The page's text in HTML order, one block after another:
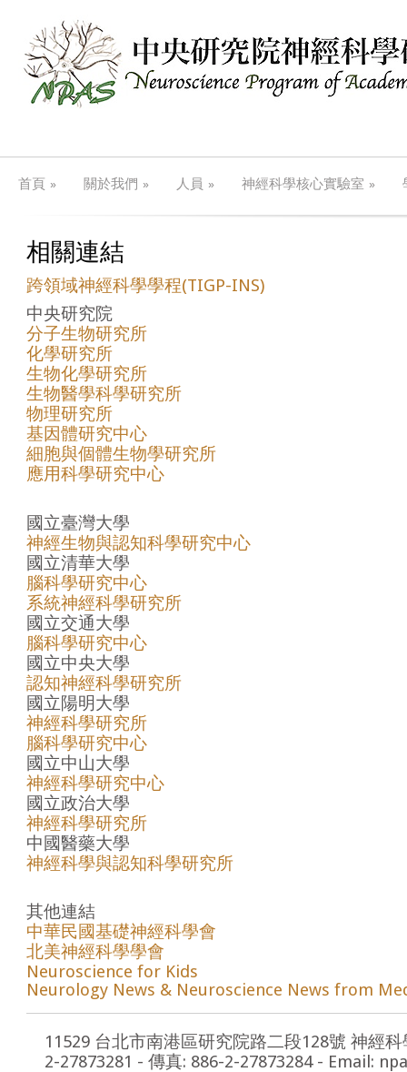
首頁 » 關於我們 » 人員 » 神經科學核心實驗室 »
相關連結
跨領域神經科學學程(TIGP-INS)
中央研究院
分子生物研究所
化學研究所
生物化學研究所
生物醫學科學研究所
物理研究所
基因體研究中心
細胞與個體生物學研究所
應用科學研究中心
國立臺灣大學
神經生物與認知科學研究中心
國立清華大學
腦科學研究中心
系統神經科學研究所
國立交通大學
腦科學研究中心
國立中央大學
認知神經科學研究所
國立陽明大學
神經科學研究所
腦科學研究中心
國立中山大學
神經科學研究中心
國立政治大學
神經科學研究所
中國醫藥大學
神經科學與認知科學研究所
其他連結
中華民國基礎神經科學會
北美神經科學學會
Neuroscience for Kids
Neurology News & Neuroscience News from
11529 台北市南港區研究院路二段128號 神經
2-27873281 - 傳真: 886-2-27873284 - Email: